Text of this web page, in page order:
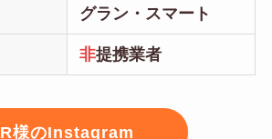
グラン・スマート
非提携業者
R様のInstagram